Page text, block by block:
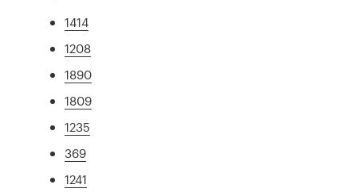
1414
1208
1890
1809
1235
369
1241